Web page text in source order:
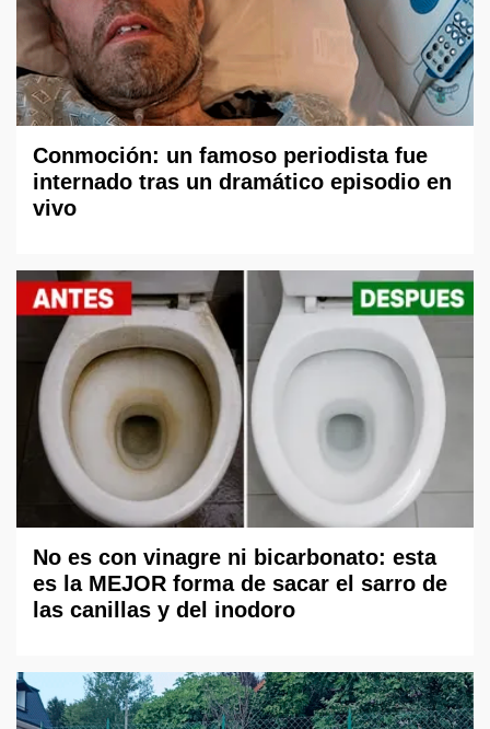
Conmoción: un famoso periodista fue
internado tras un dramático episodio en
vivo
No es con vinagre ni bicarbonato: esta
es la MEJOR forma de sacar el sarro de
las canillas y del inodoro